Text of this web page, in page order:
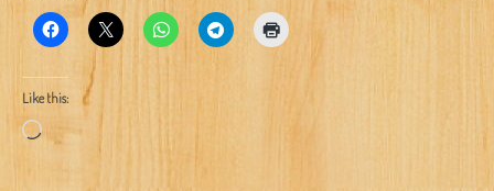
Like this:
Loading…